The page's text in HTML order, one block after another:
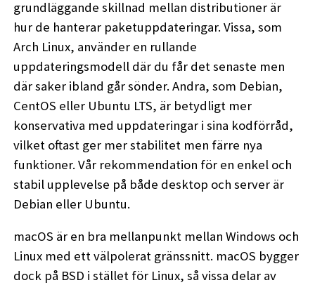
grundläggande skillnad mellan distributioner är
hur de hanterar paketuppdateringar. Vissa, som
Arch Linux, använder en rullande
uppdateringsmodell där du får det senaste men
där saker ibland går sönder. Andra, som Debian,
CentOS eller Ubuntu LTS, är betydligt mer
konservativa med uppdateringar i sina kodförråd,
vilket oftast ger mer stabilitet men färre nya
funktioner. Vår rekommendation för en enkel och
stabil upplevelse på både desktop och server är
Debian eller Ubuntu.
macOS är en bra mellanpunkt mellan Windows och
Linux med ett välpolerat gränssnitt. macOS bygger
dock på BSD i stället för Linux, så vissa delar av